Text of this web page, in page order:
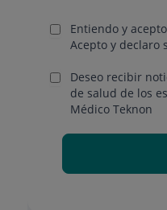
Entiendo y
Acepto y declaro
Deseo recibir
de salud de los
Médico Teknon